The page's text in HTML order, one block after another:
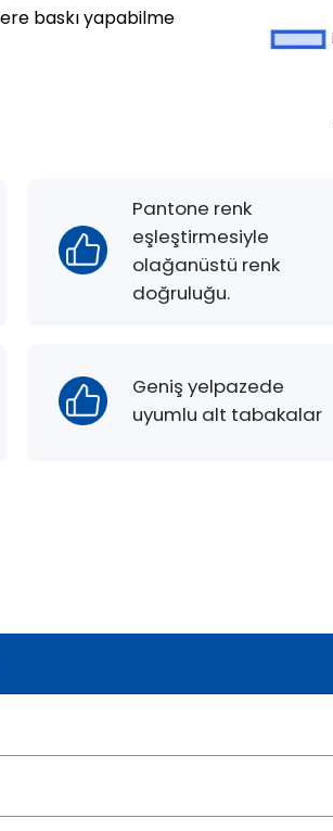
baskı yapabilme
Pantone renk
eşleştirmesiyle
olağanüstü renk
doğruluğu.
Geniş yelpazede
uyumlu alt tabakalar